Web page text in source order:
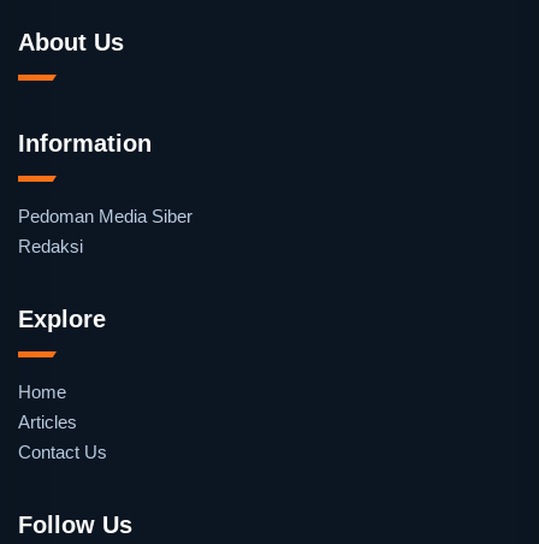
About Us
Information
Pedoman Media Siber
Redaksi
Explore
Home
Articles
Contact Us
Follow Us